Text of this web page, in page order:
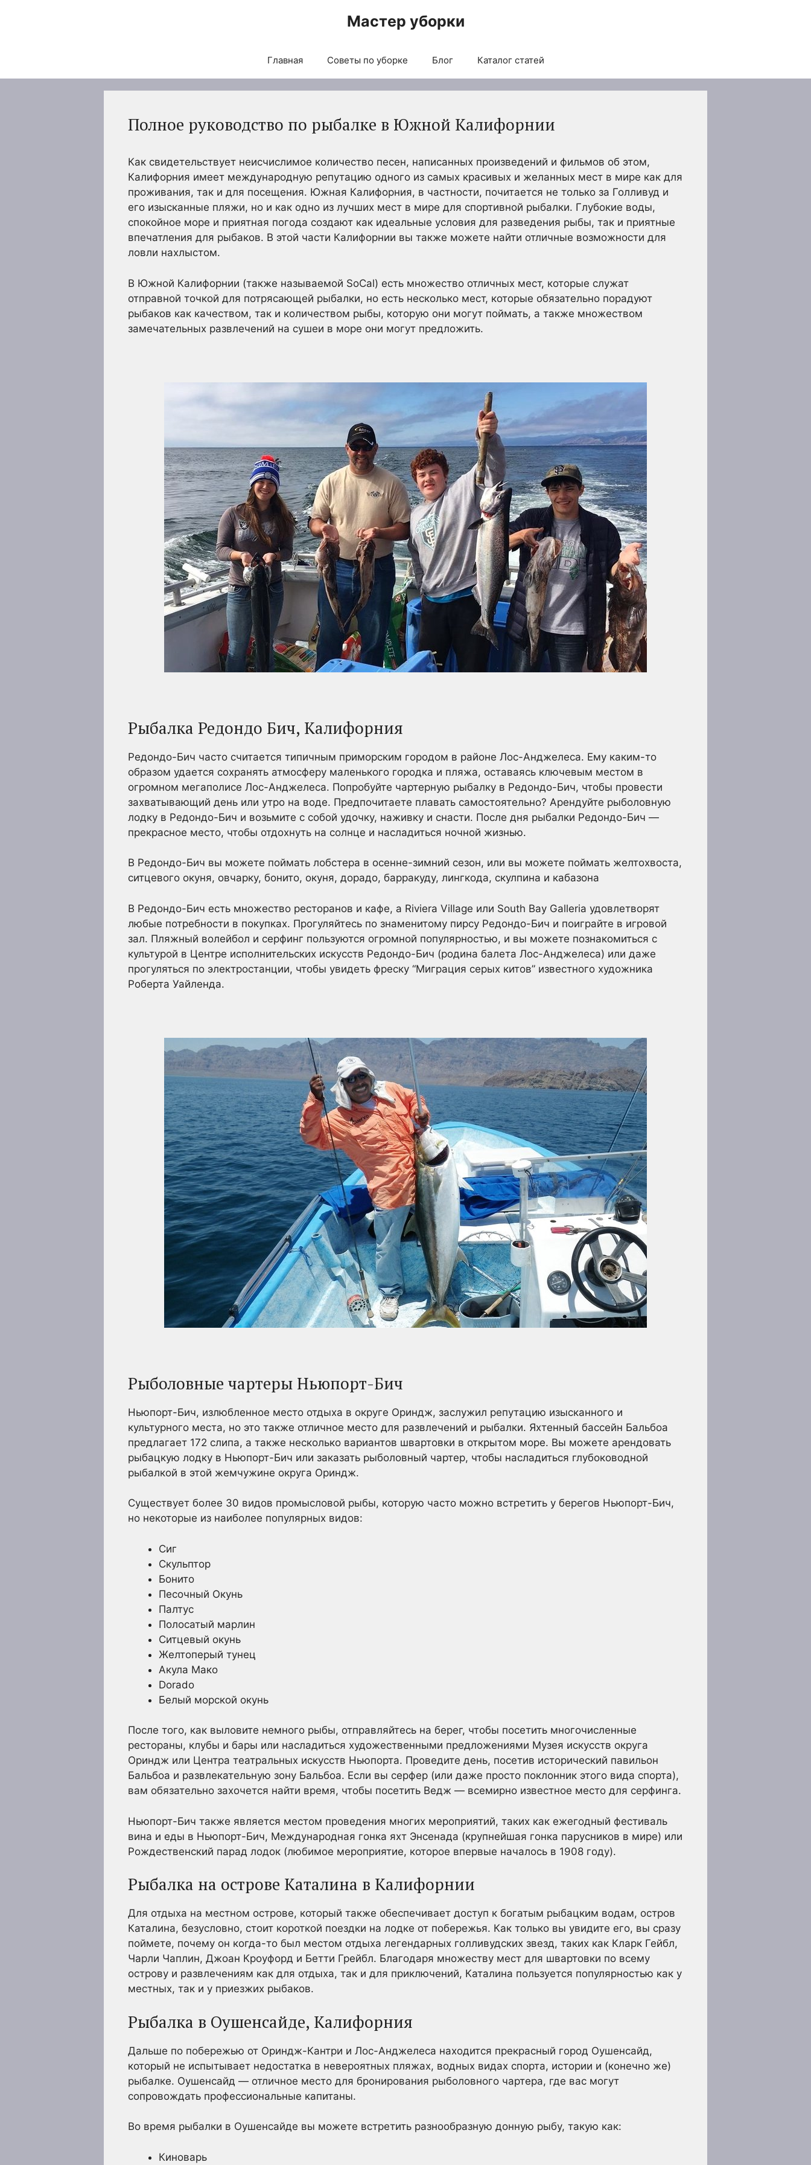
Мастер уборки
Главная Советы по уборке Блог Каталог статей
Полное руководство по рыбалке в Южной Калифорнии
Как свидетельствует неисчислимое количество песен, написанных произведений и фильмов об этом,
Калифорния имеет международную репутацию одного из самых красивых и желанных мест в мире как для
проживания, так и для посещения. Южная Калифорния, в частности, почитается не только за Голливуд и
его изысканные пляжи, но и как одно из лучших мест в мире для спортивной рыбалки. Глубокие воды,
спокойное море и приятная погода создают как идеальные условия для разведения рыбы, так и приятные
впечатления для рыбаков. В этой части Калифорнии вы также можете найти отличные возможности для
ловли нахлыстом.
В Южной Калифорнии (также называемой SoCal) есть множество отличных мест, которые служат
отправной точкой для потрясающей рыбалки, но есть несколько мест, которые обязательно порадуют
рыбаков как качеством, так и количеством рыбы, которую они могут поймать, а также множеством
замечательных развлечений на сушеи в море они могут предложить.
Рыбалка Редондо Бич, Калифорния
Редондо-Бич часто считается типичным приморским городом в районе Лос-Анджелеса. Ему каким-то
образом удается сохранять атмосферу маленького городка и пляжа, оставаясь ключевым местом в
огромном мегаполисе Лос-Анджелеса. Попробуйте чартерную рыбалку в Редондо-Бич, чтобы провести
захватывающий день или утро на воде. Предпочитаете плавать самостоятельно? Арендуйте рыболовную
лодку в Редондо-Бич и возьмите с собой удочку, наживку и снасти. После дня рыбалки Редондо-Бич —
прекрасное место, чтобы отдохнуть на солнце и насладиться ночной жизнью.
В Редондо-Бич вы можете поймать лобстера в осенне-зимний сезон, или вы можете поймать желтохвоста,
ситцевого окуня, овчарку, бонито, окуня, дорадо, барракуду, лингкода, скулпина и кабазона
В Редондо-Бич есть множество ресторанов и кафе, а Riviera Village или South Bay Galleria удовлетворят
любые потребности в покупках. Прогуляйтесь по знаменитому пирсу Редондо-Бич и поиграйте в игровой
зал. Пляжный волейбол и серфинг пользуются огромной популярностью, и вы можете познакомиться с
культурой в Центре исполнительских искусств Редондо-Бич (родина балета Лос-Анджелеса) или даже
прогуляться по электростанции, чтобы увидеть фреску “Миграция серых китов” известного художника
Роберта Уайленда.
Рыболовные чартеры Ньюпорт-Бич
Ньюпорт-Бич, излюбленное место отдыха в округе Ориндж, заслужил репутацию изысканного и
культурного места, но это также отличное место для развлечений и рыбалки. Яхтенный бассейн Бальбоа
предлагает 172 слипа, а также несколько вариантов швартовки в открытом море. Вы можете арендовать
рыбацкую лодку в Ньюпорт-Бич или заказать рыболовный чартер, чтобы насладиться глубоководной
рыбалкой в этой жемчужине округа Ориндж.
Существует более 30 видов промысловой рыбы, которую часто можно встретить у берегов Ньюпорт-Бич,
но некоторые из наиболее популярных видов:
Сиг
Скульптор
Бонито
Песочный Окунь
Палтус
Полосатый марлин
Ситцевый окунь
Желтоперый тунец
Акула Мако
Dorado
Белый морской окунь
После того, как выловите немного рыбы, отправляйтесь на берег, чтобы посетить многочисленные
рестораны, клубы и бары или насладиться художественными предложениями Музея искусств округа
Ориндж или Центра театральных искусств Ньюпорта. Проведите день, посетив исторический павильон
Бальбоа и развлекательную зону Бальбоа. Если вы серфер (или даже просто поклонник этого вида спорта),
вам обязательно захочется найти время, чтобы посетить Ведж — всемирно известное место для серфинга.
Ньюпорт-Бич также является местом проведения многих мероприятий, таких как ежегодный фестиваль
вина и еды в Ньюпорт-Бич, Международная гонка яхт Энсенада (крупнейшая гонка парусников в мире) или
Рождественский парад лодок (любимое мероприятие, которое впервые началось в 1908 году).
Рыбалка на острове Каталина в Калифорнии
Для отдыха на местном острове, который также обеспечивает доступ к богатым рыбацким водам, остров
Каталина, безусловно, стоит короткой поездки на лодке от побережья. Как только вы увидите его, вы сразу
поймете, почему он когда-то был местом отдыха легендарных голливудских звезд, таких как Кларк Гейбл,
Чарли Чаплин, Джоан Кроуфорд и Бетти Грейбл. Благодаря множеству мест для швартовки по всему
острову и развлечениям как для отдыха, так и для приключений, Каталина пользуется популярностью как у
местных, так и у приезжих рыбаков.
Рыбалка в Оушенсайде, Калифорния
Дальше по побережью от Ориндж-Кантри и Лос-Анджелеса находится прекрасный город Оушенсайд,
который не испытывает недостатка в невероятных пляжах, водных видах спорта, истории и (конечно же)
рыбалке. Оушенсайд — отличное место для бронирования рыболовного чартера, где вас могут
сопровождать профессиональные капитаны.
Во время рыбалки в Оушенсайде вы можете встретить разнообразную донную рыбу, такую как:
Киноварь